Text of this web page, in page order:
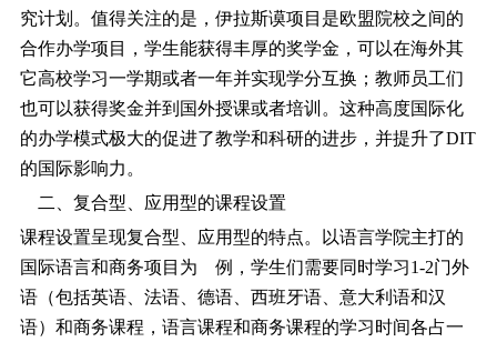
究计划。值得关注的是，伊拉斯谟项目是欧盟院校之间的
合作办学项目，学生能获得丰厚的奖学金，可以在海外其
它高校学习一学期或者一年并实现学分互换；教师员工们
也可以获得奖金并到国外授课或者培训。这种高度国际化
的办学模式极大的促进了教学和科研的进步，并提升了DIT
的国际影响力。
二、复合型、应用型的课程设置
课程设置呈现复合型、应用型的特点。以语言学院主打的
国际语言和商务项目为 例，学生们需要同时学习1-2门外
语（包括英语、法语、德语、西班牙语、意大利语和汉
语）和商务课程，语言课程和商务课程的学习时间各占一